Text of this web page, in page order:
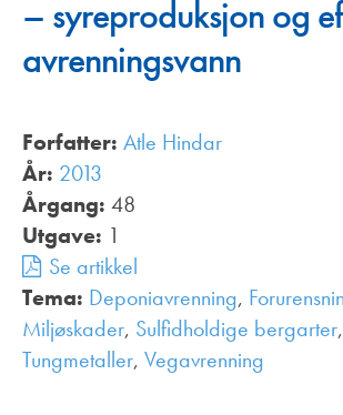
– syreproduksjon og
avrenningsvann
Forfatter: Atle Hindar
År: 2013
Årgang: 48
Utgave: 1
Se artikkel
Tema: Deponiavrenning,
Miljøskader, Sulfidholdige bergarter,
Tungmetaller, Vegavrenning